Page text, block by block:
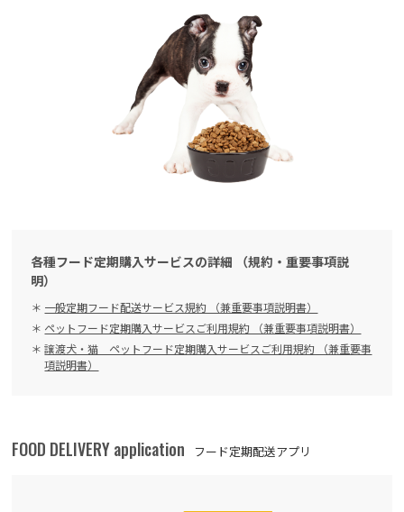
各種フード定期購入サービスの詳細 （規約・重要事項説
明）
一般定期フード配送サービス規約 （兼重要事項説明書）
ペットフード定期購入サービスご利用規約 （兼重要事項説明書）
譲渡犬・猫 ペットフード定期購入サービスご利用規約 （兼重要事
項説明書）
FOOD DELIVERY application フード定期配送アプリ